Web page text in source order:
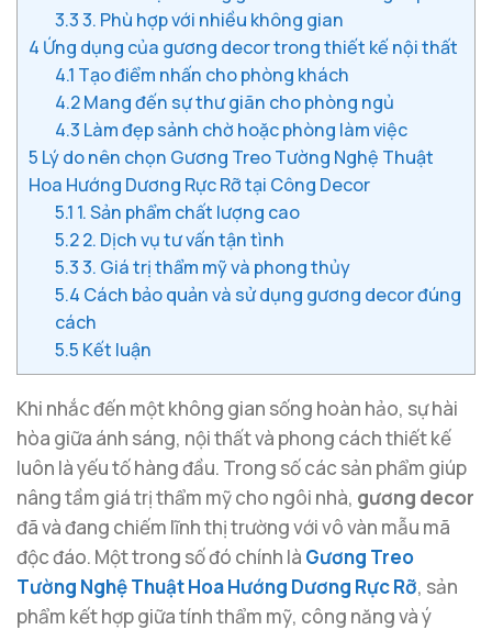
3.33. Phù hợp với nhiều không gian
4 Ứng dụng của gương decor trong thiết kế nội thất
4.1 Tạo điểm nhấn cho phòng khách
4.2Mang đến sự thư giãn cho phòng ngủ
4.3 Làm đẹp sảnh chờ hoặc phòng làm việc
5 Lý do nên chọn Gương Treo Tường Nghệ Thuật
Hoa Hướng Dương Rực Rỡ tại Công Decor
5.1 1. Sản phẩm chất lượng cao
5.22. Dịch vụ tư vấn tận tình
5.33. Giá trị thẩm mỹ và phong thủy
5.4 Cách bảo quản và sử dụng gương decor đúng
cách
5.5 Kết luận
Khi nhắc đến một không gian sống hoàn hảo, sự hài
hòa giữa ánh sáng, nội thất và phong cách thiết kế
luôn là yếu tố hàng đầu. Trong số các sản phẩm giúp
nâng tầm giá trị thẩm mỹ cho ngôi nhà, gương decor
đã và đang chiếm lĩnh thị trường với vô vàn mẫu mã
độc đáo. Một trong số đó chính là Gương Treo
Tường Nghệ Thuật Hoa Hướng Dương Rực Rỡ, sản
phẩm kết hợp giữa tính thẩm mỹ, công năng và ý